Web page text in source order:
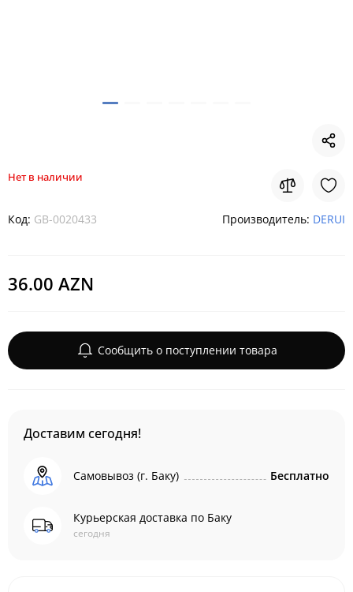
Нет в наличии
Код: GB-0020433 Производитель: DERUI
36.00 AZN
Сообщить о поступлении товара
Доставим сегодня!
Самовывоз (г. Баку) Бесплатно
Курьерская доставка по Баку
сегодня